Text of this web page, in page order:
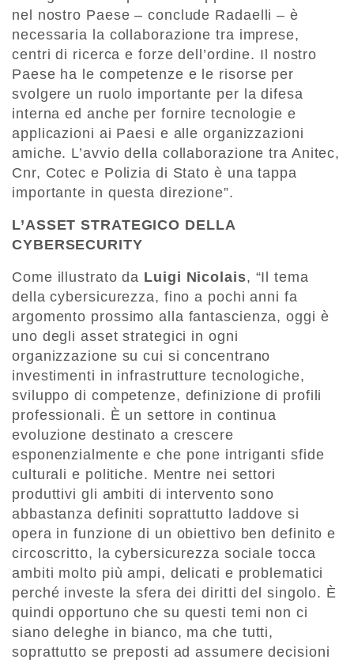
nel nostro Paese – conclude Radaelli – è
necessaria la collaborazione tra imprese,
centri di ricerca e forze dell’ordine. Il nostro
Paese ha le competenze e le risorse per
svolgere un ruolo importante per la difesa
interna ed anche per fornire tecnologie e
applicazioni ai Paesi e alle organizzazioni
amiche. L’avvio della collaborazione tra Anitec,
Cnr, Cotec e Polizia di Stato è una tappa
importante in questa direzione”.
L’ASSET STRATEGICO DELLA
CYBERSECURITY
Come illustrato da Luigi Nicolais, “Il tema
della cybersicurezza, fino a pochi anni fa
argomento prossimo alla fantascienza, oggi è
uno degli asset strategici in ogni
organizzazione su cui si concentrano
investimenti in infrastrutture tecnologiche,
sviluppo di competenze, definizione di profili
professionali. È un settore in continua
evoluzione destinato a crescere
esponenzialmente e che pone intriganti sfide
culturali e politiche. Mentre nei settori
produttivi gli ambiti di intervento sono
abbastanza definiti soprattutto laddove si
opera in funzione di un obiettivo ben definito e
circoscritto, la cybersicurezza sociale tocca
ambiti molto più ampi, delicati e problematici
perché investe la sfera dei diritti del singolo. È
quindi opportuno che su questi temi non ci
siano deleghe in bianco, ma che tutti,
soprattutto se preposti ad assumere decisioni